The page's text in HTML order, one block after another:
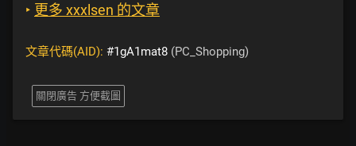
‣ 更多 xxxlsen 的文章
文章代碼(AID): #1gA1mat8 (PC_Shopping)
關閉廣告 方便截圖